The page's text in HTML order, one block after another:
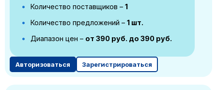
Количество поставщиков – 1
Количество предложений – 1 шт.
Диапазон цен – от 390 руб. до 390 руб.
Авторизоваться Зарегистрироваться